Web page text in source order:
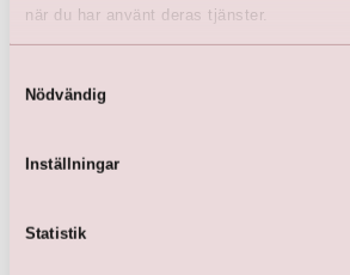
när du har använt deras tjänster.
Nödvändig
Inställningar
Statistik
Pink Baby Knitted Booties
(One-Size)
kr 139,00
Alla priser är inkl. MOMS